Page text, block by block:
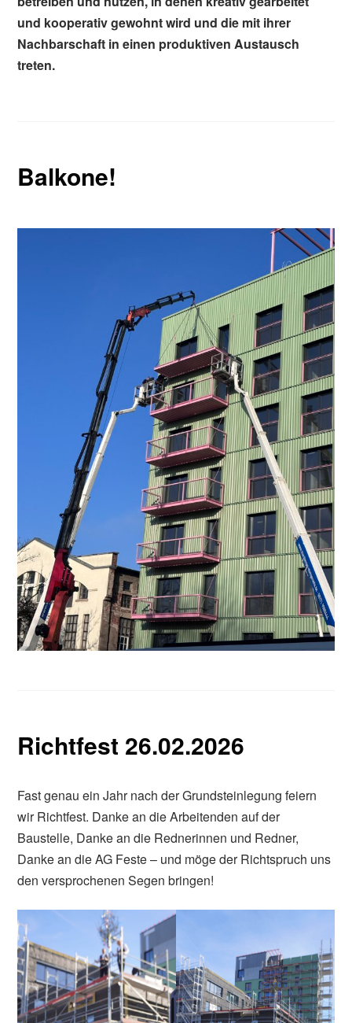
und kooperativ gewohnt wird und die mit ihrer
Nachbarschaft in einen produktiven Austausch
treten.
Balkone!
Richtfest 26.02.2026
Fast genau ein Jahr nach der Grundsteinlegung feiern
wir Richtfest. Danke an die Arbeitenden auf der
Baustelle, Danke an die Rednerinnen und Redner,
Danke an die AG Feste – und möge der Richtspruch uns
den versprochenen Segen bringen!